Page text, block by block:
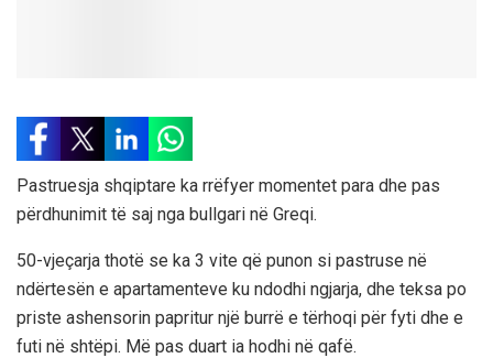
Pastruesja shqiptare ka rrëfyer momentet para dhe pas
përdhunimit të saj nga bullgari në Greqi.
50-vjeçarja thotë se ka 3 vite që punon si pastruse në
ndërtesën e apartamenteve ku ndodhi ngjarja, dhe teksa po
priste ashensorin papritur një burrë e tërhoqi për fyti dhe e
futi në shtëpi. Më pas duart ia hodhi në qafë.